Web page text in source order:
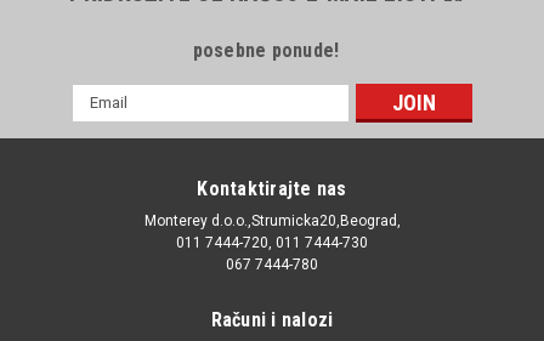
posebne ponude!
mail
Kontaktirajte nas
Monterey d.o.o.,Strumicka20,Beograd,
011 7444-720, 011 7444-730
067 7444-780
Računi i nalozi